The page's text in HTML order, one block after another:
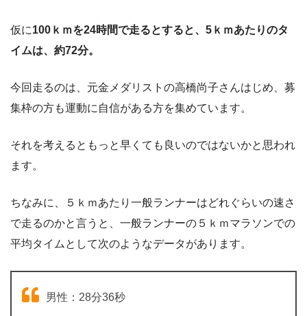
仮に100ｋｍを24時間で走るとすると、5ｋｍあたりのタ
イムは、約72分。
今回走るのは、元金メダリストの高橋尚子さんはじめ、募
集枠の方も運動に自信がある方を集めています。
それを考えるともっと早くても良いのではないかと思われ
ます。
ちなみに、５ｋｍあたり一般ランナーはどれぐらいの速さ
で走るのかと言うと、一般ランナーの５ｋｍマラソンでの
平均タイムとして次のようなデータがあります。
男性：28分36秒